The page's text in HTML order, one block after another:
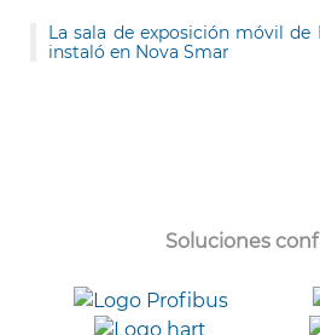
La sala de exposición móvil
instaló en Nova Smar
Soluciones